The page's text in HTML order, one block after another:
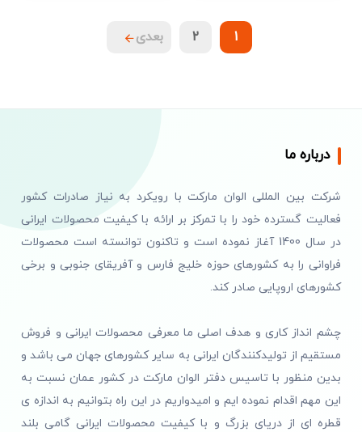
1
2 بعدی
درباره ما
شرکت بین المللی الوان مارکت با رویکرد به نیاز صادرات کشور
فعالیت گسترده خود را با تمرکز بر ارائه با کیفیت محصولات ایرانی
در سال 1400 آغاز نموده است و تاکنون توانسته است محصولات
فراوانی را به کشورهای حوزه خلیج فارس و آفریقای جنوبی و برخی
کشورهای اروپایی صادر کند.
چشم انداز کاری و هدف اصلی ما معرفی محصولات ایرانی و فروش
مستقیم از تولیدکنندگان ایرانی به سایر کشورهای جهان می باشد و
بدین منظور با تاسیس دفتر الوان مارکت در کشور عمان نسبت به
این مهم اقدام نموده ایم و امیدواریم در این راه بتوانیم به اندازه ی
قطره ای از دریای بزرگ و با کیفیت محصولات ایرانی گامی بلند